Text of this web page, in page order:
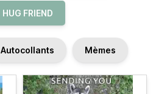
HUG FRIEND
Autocollants Mèmes